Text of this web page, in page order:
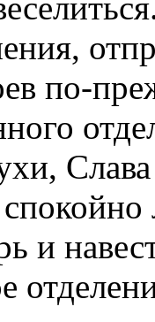
по-
и